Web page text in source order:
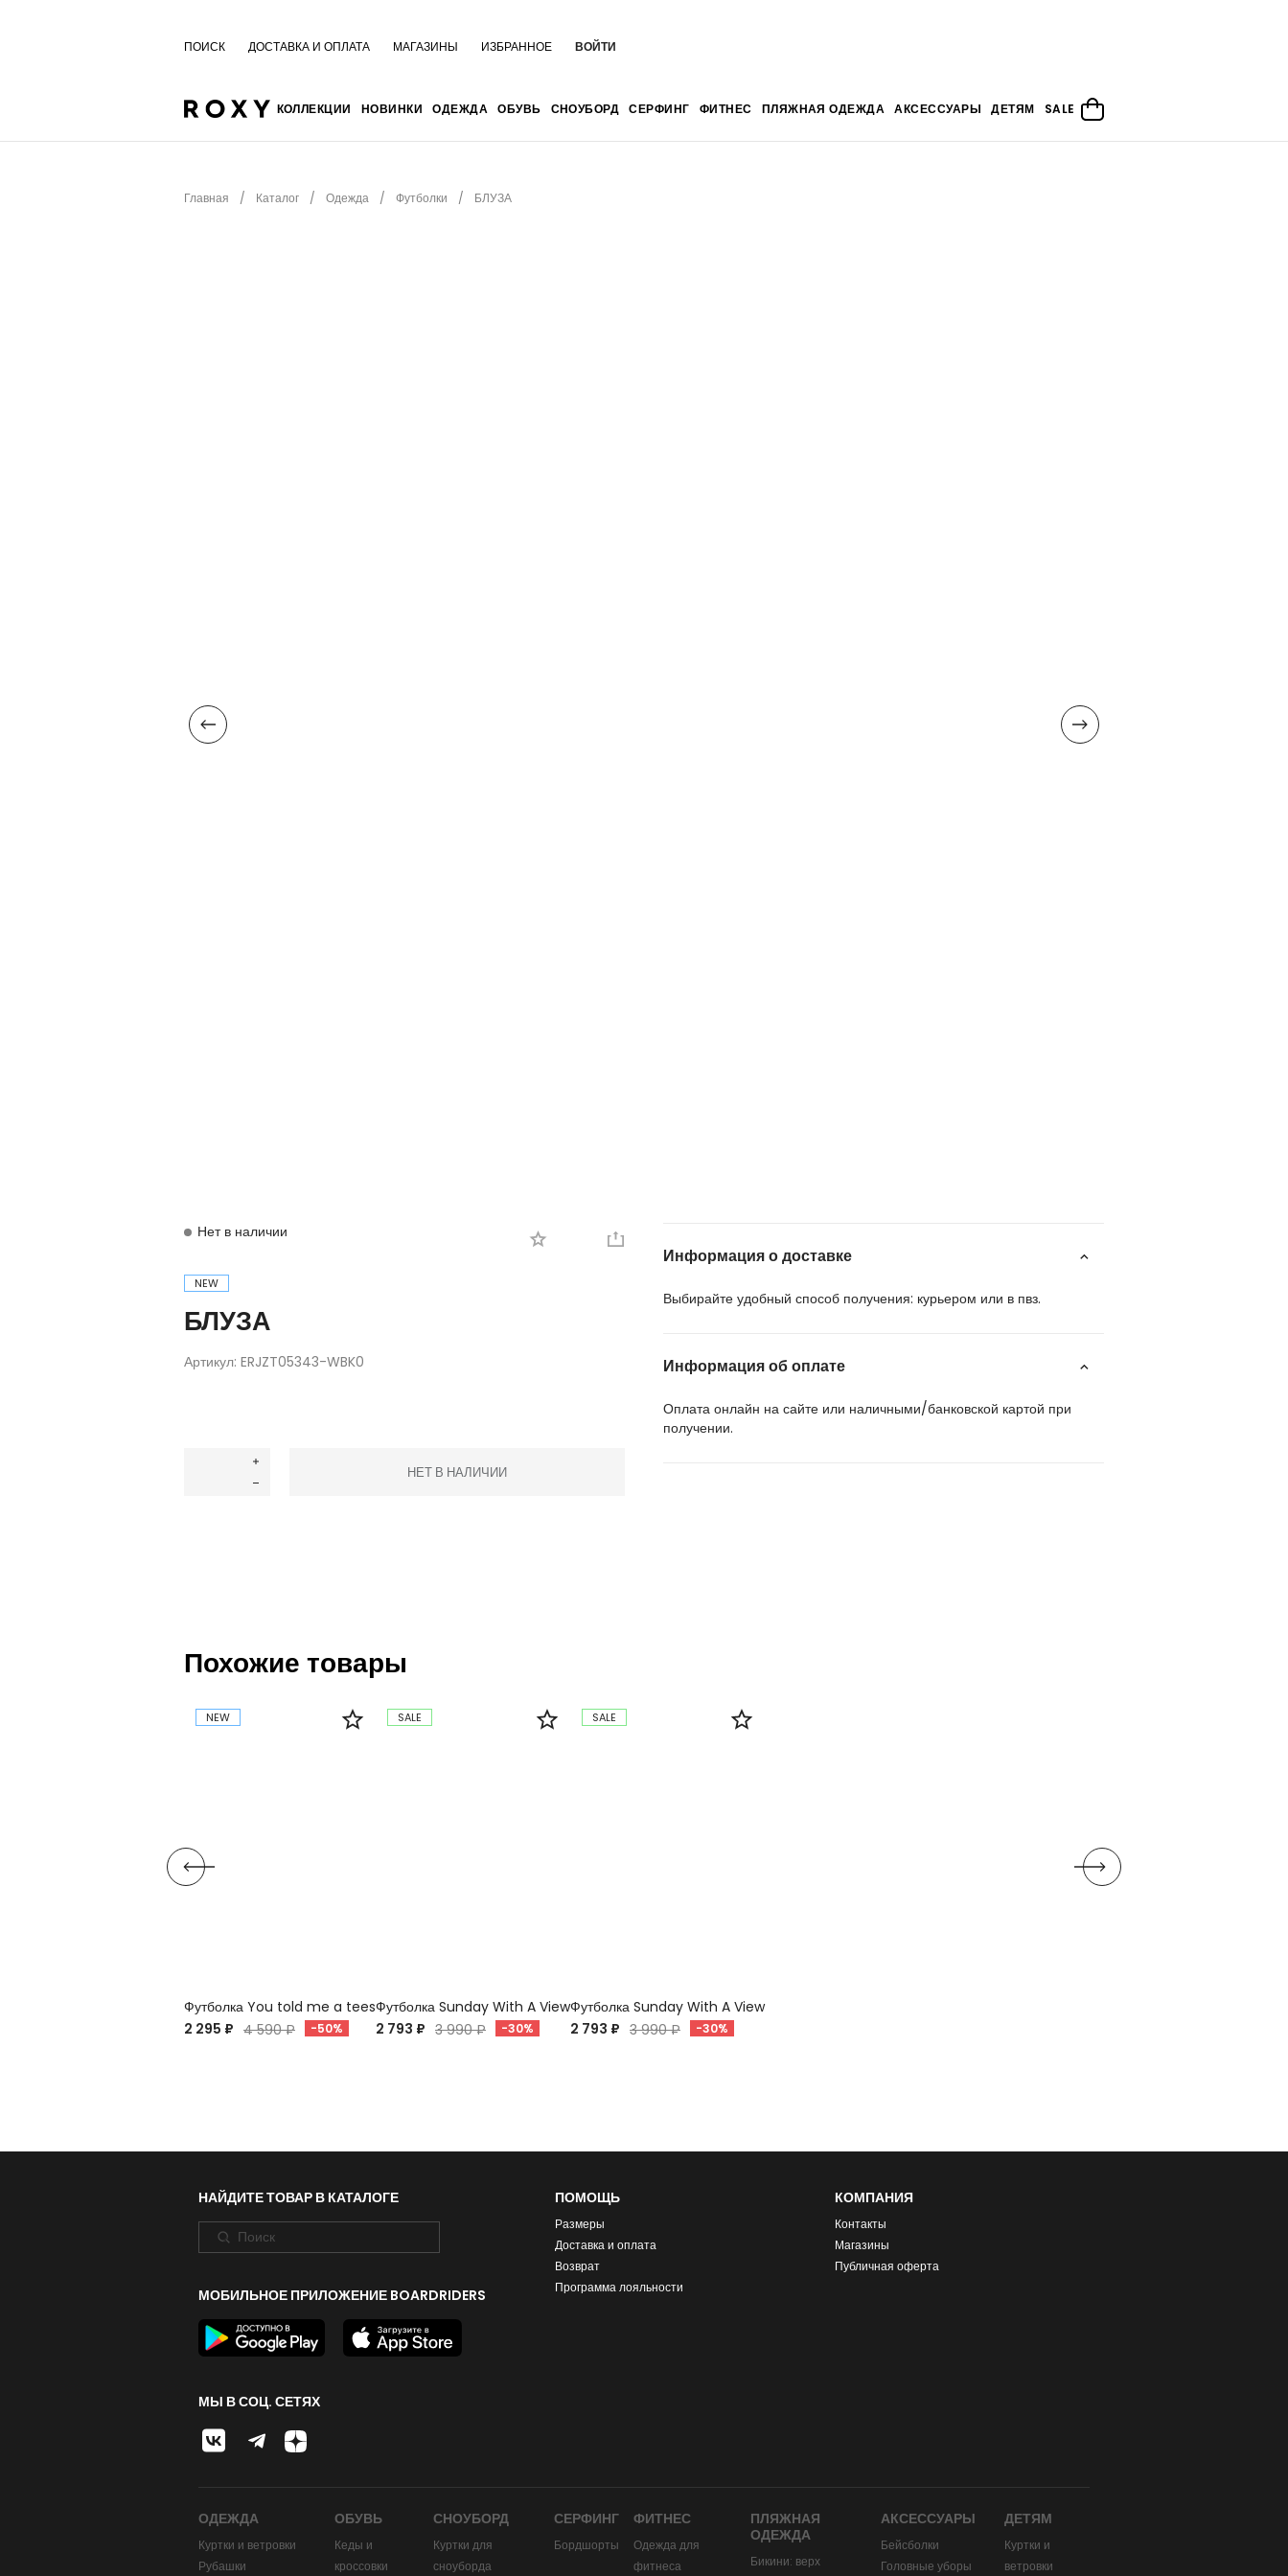
ПОИСК ДОСТАВКА И ОПЛАТА МАГАЗИНЫ ИЗБРАННОЕ ВОЙТИ
КОЛЛЕКЦИИ НОВИНКИ ОДЕЖДА ОБУВЬ СНОУБОРД СЕРФИНГ ФИТНЕС ПЛЯЖНАЯ ОДЕЖДА АКСЕССУАРЫ ДЕТЯМ SALE
Главная Каталог Одежда Футболки БЛУЗА
Нет в наличии
NEW
БЛУЗА
Артикул: ERJZT05343-WBK0
НЕТ В НАЛИЧИИ
Информация о доставке
Выбирайте удобный способ получения: курьером или в пвз.
Информация об оплате
Оплата онлайн на сайте или наличными/банковской картой при
получении.
Похожие товары
NEW
Футболка You told me a tees
2 295 ₽ 4 590 ₽ -50%
SALE
Футболка Sunday With A View
2 793 ₽ 3 990 ₽ -30%
SALE
Футболка Sunday With A View
2 793 ₽ 3 990 ₽ -30%
НАЙДИТЕ ТОВАР В КАТАЛОГЕ
МОБИЛЬНОЕ ПРИЛОЖЕНИЕ BOARDRIDERS
МЫ В СОЦ. СЕТЯХ
ПОМОЩЬ
Размеры
Доставка и оплата
Возврат
Программа лояльности
КОМПАНИЯ
Контакты
Магазины
Публичная оферта
ОДЕЖДА
Куртки и ветровки
Рубашки
ОБУВЬ
Кеды и
кроссовки
СНОУБОРД
Куртки для
сноуборда
СЕРФИНГ
Бордшорты
ФИТНЕС
Одежда для
фитнеса
ПЛЯЖНАЯ
ОДЕЖДА
Бикини: верх
АКСЕССУАРЫ
Бейсболки
Головные уборы
ДЕТЯМ
Куртки и
ветровки